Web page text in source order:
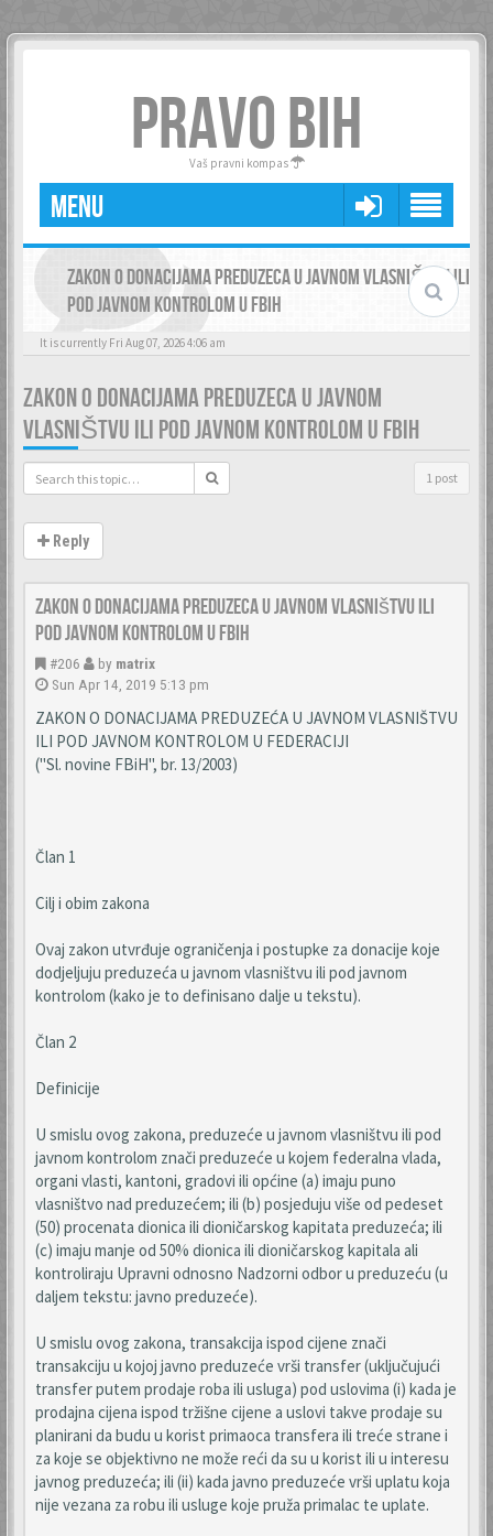
PRAVO BIH
Vaš pravni kompas
MENU
ZAKON O DONACIJAMA PREDUZECA U JAVNOM VLASNIŠTVU ILI
POD JAVNOM KONTROLOM U FBIH
It is currently Fri Aug 07, 2026 4:06 am
ZAKON O DONACIJAMA PREDUZECA U JAVNOM
VLASNIŠTVU ILI POD JAVNOM KONTROLOM U FBIH
1 post
Reply
Zakon o donacijama preduzeca u javnom vlasništvu ili
pod javnom kontrolom u FBiH
#206 by matrix
Sun Apr 14, 2019 5:13 pm
ZAKON O DONACIJAMA PREDUZEĆA U JAVNOM VLASNIŠTVU
ILI POD JAVNOM KONTROLOM U FEDERACIJI
("Sl. novine FBiH", br. 13/2003)
Član 1
Cilj i obim zakona
Ovaj zakon utvrđuje ograničenja i postupke za donacije koje
dodjeljuju preduzeća u javnom vlasništvu ili pod javnom
kontrolom (kako je to definisano dalje u tekstu).
Član 2
Definicije
U smislu ovog zakona, preduzeće u javnom vlasništvu ili pod
javnom kontrolom znači preduzeće u kojem federalna vlada,
organi vlasti, kantoni, gradovi ili općine (a) imaju puno
vlasništvo nad preduzećem; ili (b) posjeduju više od pedeset
(50) procenata dionica ili dioničarskog kapitata preduzeća; ili
(c) imaju manje od 50% dionica ili dioničarskog kapitala ali
kontroliraju Upravni odnosno Nadzorni odbor u preduzeću (u
daljem tekstu: javno preduzeće).
U smislu ovog zakona, transakcija ispod cijene znači
transakciju u kojoj javno preduzeće vrši transfer (uključujući
transfer putem prodaje roba ili usluga) pod uslovima (i) kada je
prodajna cijena ispod tržišne cijene a uslovi takve prodaje su
planirani da budu u korist primaoca transfera ili treće strane i
za koje se objektivno ne može reći da su u korist ili u interesu
javnog preduzeća; ili (ii) kada javno preduzeće vrši uplatu koja
nije vezana za robu ili usluge koje pruža primalac te uplate.